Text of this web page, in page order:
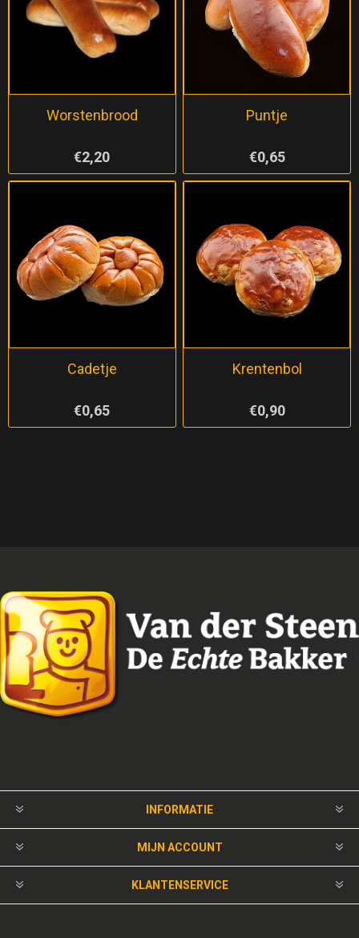
Worstenbrood
€2,20
Puntje
€0,65
Cadetje
€0,65
Krentenbol
€0,90
INFORMATIE
MIJN ACCOUNT
KLANTENSERVICE